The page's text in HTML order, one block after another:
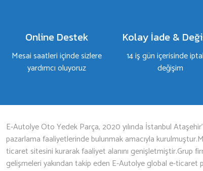
Online Destek
Mesai saatleri içinde sizlere
yardımcı oluyoruz
Kolay İade &
14 iş gün içerisinde
değişim
E-Autolye Oto Yedek Parça, 2020 yılında İstanbul
pazarlama faaliyetlerinde bulunmak amacıyla
ticaret sitesini kurarak faaliyet alanını genişletmiştir.Grup
gelişmeleri yakından takip eden E-Autolye global e-